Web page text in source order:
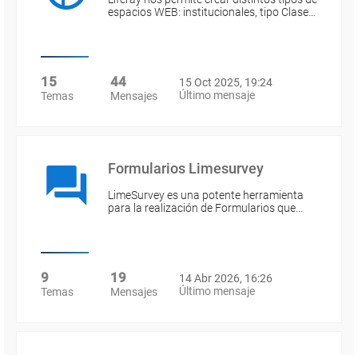
espacios WEB: institucionales, tipo Clase…
15
Temas
44
Mensajes
15 Oct 2025, 19:24
Último mensaje
Formularios Limesurvey
LimeSurvey es una potente herramienta
para la realización de Formularios que…
9
Temas
19
Mensajes
14 Abr 2026, 16:26
Último mensaje